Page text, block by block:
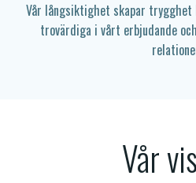
Vår långsiktighet skapar trygghet
trovärdiga i vårt erbjudande
Vår